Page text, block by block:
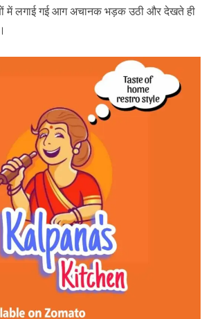
में लगाई गई आग अचानक भड़क उठी और देखते ही